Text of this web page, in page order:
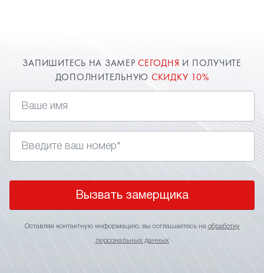
ЗАПИШИТЕСЬ НА ЗАМЕРСЕГОДНЯ И ПОЛУЧИТЕ
ДОПОЛНИТЕЛЬНУЮ СКИДКУ 10%
Вызвать замерщика
Оставляя контактную информацию, вы соглашаетесь на обработку
персональных данных